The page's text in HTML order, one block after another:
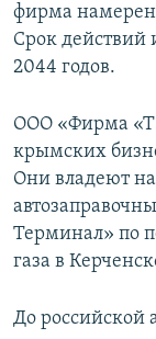
фирма
Срок действий
2044 годов.
ООО «Фирма
крымских
Они владеют на
Терминал» по
газа в
До российской